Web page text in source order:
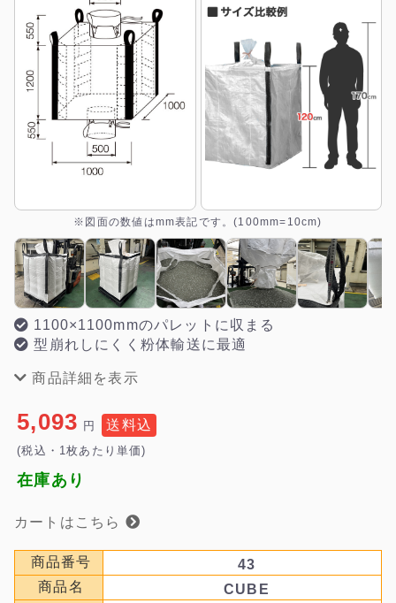
※図面の数値はmm表記です。(100mm=10cm)
1100×1100mmのパレットに収まる
型崩れしにくく粉体輸送に最適
商品詳細を表示
5,093 円 送料込
(税込・1枚あたり単価)
在庫あり
カートはこちら
商品番号
43
商品名
CUBE